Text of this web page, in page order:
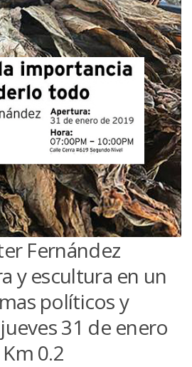
Fernández
y escultura en un
políticos y
31 de enero
0.2